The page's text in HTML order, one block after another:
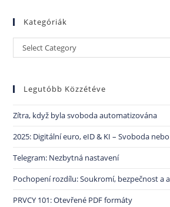
Kategóriák
Select Category
Legutóbb Közzétéve
Zítra, když byla svoboda automatizována
2025: Digitální euro, eID & KI – Svoboda
Telegram: Nezbytná nastavení
Pochopení rozdílu: Soukromí, bezpečnost a
PRVCY 101: Otevřené PDF formáty